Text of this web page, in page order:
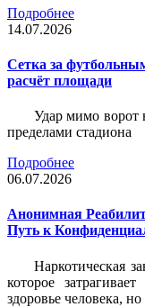
Подробнее
14.07.2026
Сетка за
расчёт площади
Удар мимо ворот
пределами стадиона
Подробнее
06.07.2026
Анонимная
Путь к
Наркотическая
которое
здоровье человека,